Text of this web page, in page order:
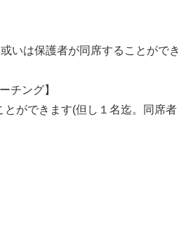
いは保護者が同席することができ
チング】
ができます(但し１名迄。同席者